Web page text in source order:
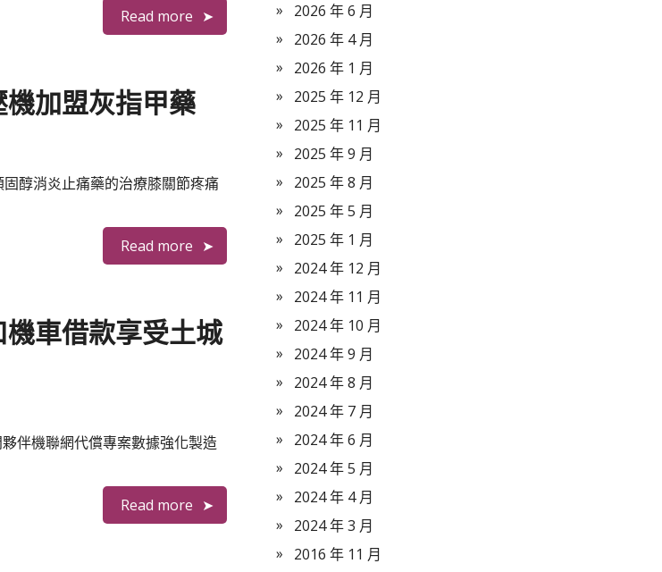
Read more
加盟灰指甲藥
醇消炎止痛藥的治療膝關節疼痛
Read more
車借款享受土城
伴機聯網代償專案數據強化製造
Read more
2026 年 6 月
2026 年 4 月
2026 年 1 月
2025 年 12 月
2025 年 11 月
2025 年 9 月
2025 年 8 月
2025 年 5 月
2025 年 1 月
2024 年 12 月
2024 年 11 月
2024 年 10 月
2024 年 9 月
2024 年 8 月
2024 年 7 月
2024 年 6 月
2024 年 5 月
2024 年 4 月
2024 年 3 月
2016 年 11 月